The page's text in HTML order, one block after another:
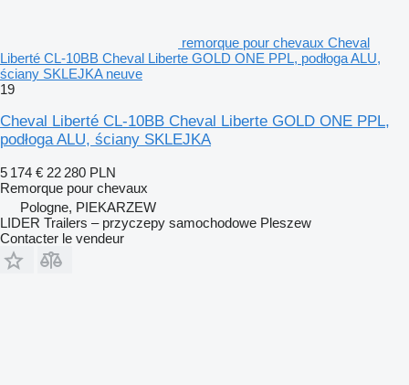
remorque pour chevaux Cheval
Liberté CL-10BB Cheval Liberte GOLD ONE PPL, podłoga ALU,
ściany SKLEJKA neuve
19
Cheval Liberté CL-10BB Cheval Liberte GOLD ONE PPL,
podłoga ALU, ściany SKLEJKA
5 174 € 22 280 PLN
Remorque pour chevaux
Pologne, PIEKARZEW
LIDER Trailers – przyczepy samochodowe Pleszew
Contacter le vendeur